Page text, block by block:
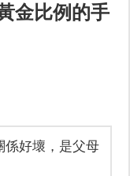
金比例的手
好壞，是父母